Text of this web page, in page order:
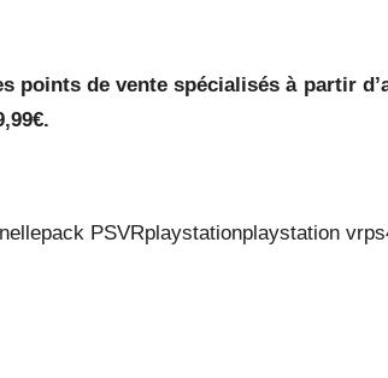
points de vente spécialisés à partir
pack PSVRplaystationplaystation vr